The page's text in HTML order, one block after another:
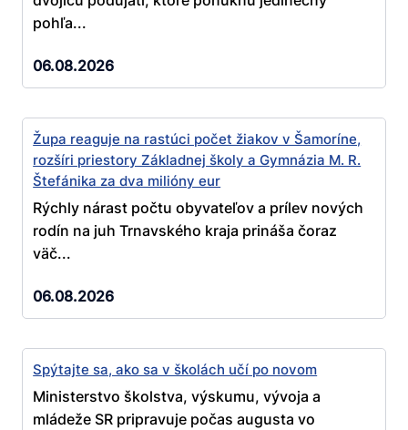
pohľa...
06.08.2026
Župa reaguje na rastúci počet žiakov v Šamoríne,
rozšíri priestory Základnej školy a Gymnázia M. R.
Štefánika za dva milióny eur
Rýchly nárast počtu obyvateľov a prílev nových
rodín na juh Trnavského kraja prináša čoraz
väč...
06.08.2026
Spýtajte sa, ako sa v školách učí po novom
Ministerstvo školstva, výskumu, vývoja a
mládeže SR pripravuje počas augusta vo